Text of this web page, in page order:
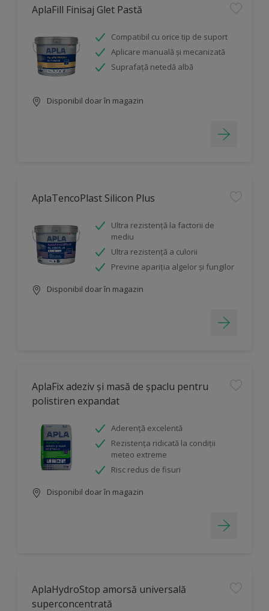
AplaFill Finisaj Glet Pastă
Compatibil cu orice tip de suport
Aplicare manuală și mecanizată
Suprafață netedă albă
Disponibil doar în magazin
AplaTencoPlast Silicon Plus
Ultra rezistenţă la factorii de
mediu
Ultra rezistență a culorii
Previne apariția algelor și fungilor
Disponibil doar în magazin
AplaFix adeziv și masă de șpaclu pentru
polistiren expandat
Aderență excelentă
Rezistența ridicată la condiții
meteo extreme
Risc redus de fisuri
Disponibil doar în magazin
AplaHydroStop amorsă universală
superconcentrată